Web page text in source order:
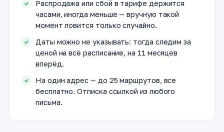
Распродажа или сбой в тарифе держится
часами, иногда меньше — вручную такой
момент ловится только случайно.
Даты можно не указывать: тогда следим за
ценой на всё расписание, на 11 месяцев
вперёд.
На один адрес — до 25 маршрутов, все
бесплатно. Отписка ссылкой из любого
письма.